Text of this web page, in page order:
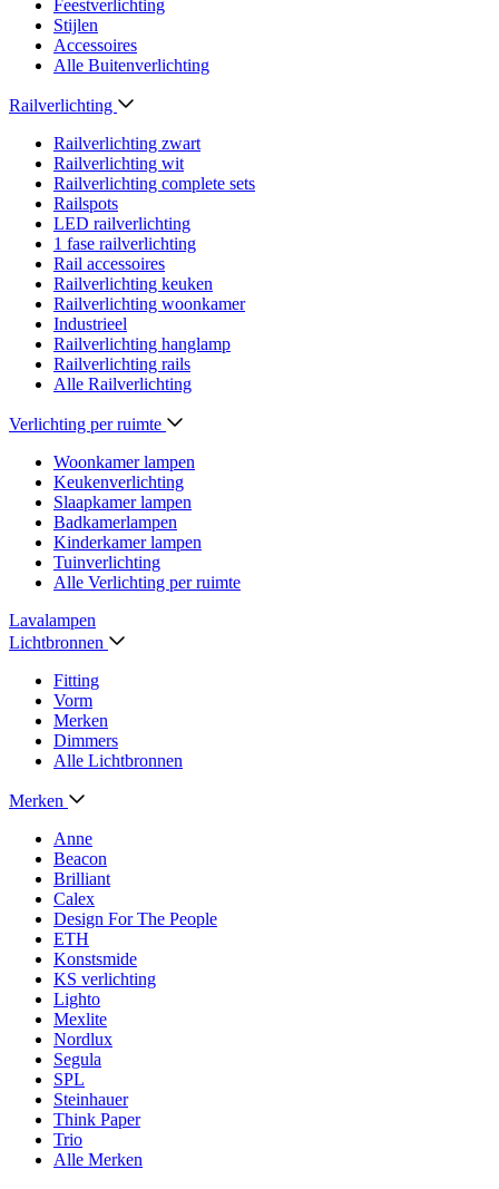
Feestverlichting
Stijlen
Accessoires
Alle Buitenverlichting
Railverlichting
Railverlichting zwart
Railverlichting wit
Railverlichting complete sets
Railspots
LED railverlichting
1 fase railverlichting
Rail accessoires
Railverlichting keuken
Railverlichting woonkamer
Industrieel
Railverlichting hanglamp
Railverlichting rails
Alle Railverlichting
Verlichting per ruimte
Woonkamer lampen
Keukenverlichting
Slaapkamer lampen
Badkamerlampen
Kinderkamer lampen
Tuinverlichting
Alle Verlichting per ruimte
Lavalampen
Lichtbronnen
Fitting
Vorm
Merken
Dimmers
Alle Lichtbronnen
Merken
Anne
Beacon
Brilliant
Calex
Design For The People
ETH
Konstsmide
KS verlichting
Lighto
Mexlite
Nordlux
Segula
SPL
Steinhauer
Think Paper
Trio
Alle Merken